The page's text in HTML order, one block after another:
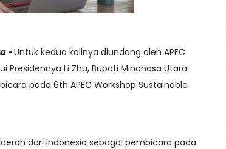
-Untuk kedua kalinya diundang oleh APEC
Presidennya Li Zhu, Bupati Minahasa Utara
pada 6th APEC Workshop Sustainable
dari Indonesia sebagai pembicara pada